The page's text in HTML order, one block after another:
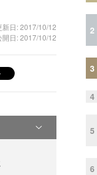
新日: 2017/10/12
開日: 2017/10/12
2
3
4
5
6